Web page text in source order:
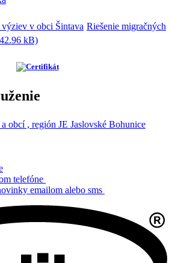
Riešenie migračných
kB)
telefóne
emailom alebo sms